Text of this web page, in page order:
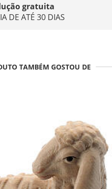
gratuita
DE ATÉ 30 DIAS
TAMBÉM GOSTOU DE